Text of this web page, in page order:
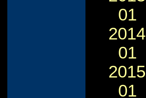
01
2014
01
2015
01